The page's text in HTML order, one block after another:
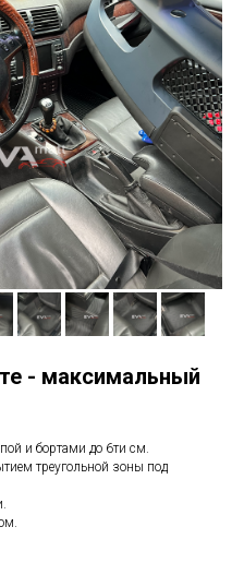
- максимальный
и бортами до 6ти см.
треугольной зоны под